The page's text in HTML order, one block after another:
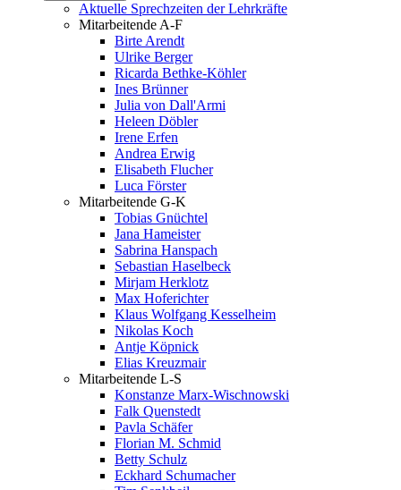
Aktuelle Sprechzeiten der Lehrkräfte
Mitarbeitende A-F
Birte Arendt
Ulrike Berger
Ricarda Bethke-Köhler
Ines Brünner
Julia von Dall'Armi
Heleen Döbler
Irene Erfen
Andrea Erwig
Elisabeth Flucher
Luca Förster
Mitarbeitende G-K
Tobias Gnüchtel
Jana Hameister
Sabrina Hanspach
Sebastian Haselbeck
Mirjam Herklotz
Max Hoferichter
Klaus Wolfgang Kesselheim
Nikolas Koch
Antje Köpnick
Elias Kreuzmair
Mitarbeitende L-S
Konstanze Marx-Wischnowski
Falk Quenstedt
Pavla Schäfer
Florian M. Schmid
Betty Schulz
Eckhard Schumacher